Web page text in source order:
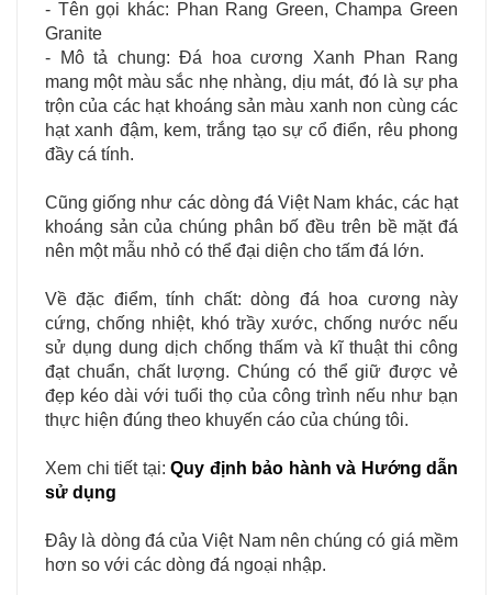
- Tên gọi khác: Phan Rang Green, Champa Green
Granite
- Mô tả chung: Đá hoa cương Xanh Phan Rang
mang một màu sắc nhẹ nhàng, dịu mát, đó là sự pha
trộn của các hạt khoáng sản màu xanh non cùng các
hạt xanh đậm, kem, trắng tạo sự cổ điển, rêu phong
đầy cá tính.
Cũng giống như các dòng đá Việt Nam khác, các hạt
khoáng sản của chúng phân bố đều trên bề mặt đá
nên một mẫu nhỏ có thể đại diện cho tấm đá lớn.
Về đặc điểm, tính chất: dòng đá hoa cương này
cứng, chống nhiệt, khó trầy xước, chống nước nếu
sử dụng dung dịch chống thấm và kĩ thuật thi công
đạt chuẩn, chất lượng. Chúng có thể giữ được vẻ
đẹp kéo dài với tuổi thọ của công trình nếu như bạn
thực hiện đúng theo khuyến cáo của chúng tôi.
Xem chi tiết tại: Quy định bảo hành và Hướng dẫn
sử dụng
Đây là dòng đá của Việt Nam nên chúng có giá mềm
hơn so với các dòng đá ngoại nhập.